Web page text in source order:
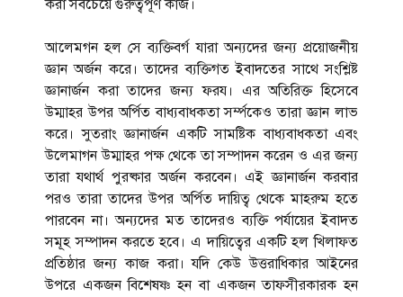
করা সবচেয়ে গুরুত্বপূর্ণ কাজ।
আলেমগন হল সে ব্যক্তিবর্গ যারা অন্যদের জন্য প্রয়োজনীয়
জ্ঞান অর্জন করে। তাদের ব্যক্তিগত ইবাদতের সাথে সংশ্লিষ্ট
জ্ঞানার্জন করা তাদের জন্য ফরয। এর অতিরিক্ত হিসেবে
উম্মাহর উপর অর্পিত বাধ্যবাধকতা সর্ম্পকেও তারা জ্ঞান লাভ
করে। সুতরাং জ্ঞানার্জন একটি সামষ্টিক বাধ্যবাধকতা এবং
উলেমাগন উম্মাহর পক্ষ থেকে তা সম্পাদন করেন ও এর জন্য
তারা যথার্থ পুরষ্কার অর্জন করবেন। এই জ্ঞানার্জন করবার
পরও তারা তাদের উপর অর্পিত দায়িত্ব থেকে মাহরুম হতে
পারবেন না। অন্যদের মত তাদেরও ব্যক্তি পর্যায়ের ইবাদত
সমূহ সম্পাদন করতে হবে। এ দায়িত্বের একটি হল খিলাফত
প্রতিষ্ঠার জন্য কাজ করা। যদি কেউ উত্তরাধিকার আইনের
উপরে একজন বিশেষষ্ণ হন বা একজন তাফসীরকারক হন